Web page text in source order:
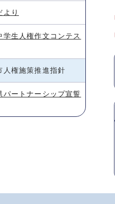
より
学生人権作文コンテス
人権施策推進指針
パートナーシップ宣誓